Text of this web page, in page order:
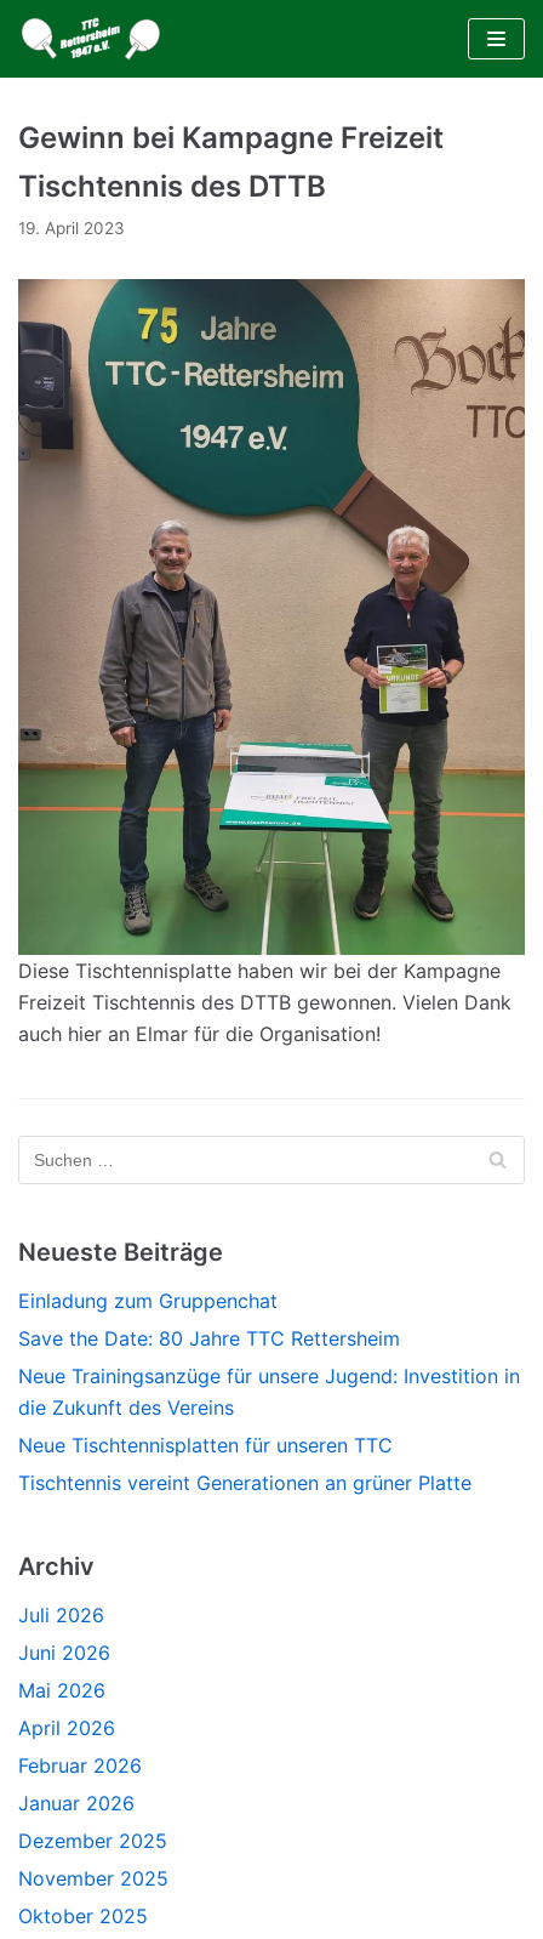
Zum
Inhalt
Gewinn bei Kampagne Freizeit
Tischtennis des DTTB
19. April 2023
Diese Tischtennisplatte haben wir bei der Kampagne
Freizeit Tischtennis des DTTB gewonnen. Vielen Dank
auch hier an Elmar für die Organisation!
Neueste Beiträge
Einladung zum Gruppenchat
Save the Date: 80 Jahre TTC Rettersheim
Neue Trainingsanzüge für unsere Jugend: Investition in
die Zukunft des Vereins
Neue Tischtennisplatten für unseren TTC
Tischtennis vereint Generationen an grüner Platte
Archiv
Juli 2026
Juni 2026
Mai 2026
April 2026
Februar 2026
Januar 2026
Dezember 2025
November 2025
Oktober 2025